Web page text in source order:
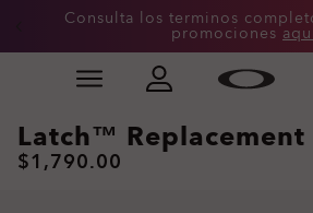
Skip to
Consulta los terminos
promociones
Slide 3 of 3. Consulta los
Latch™ Replacement
$1,790.00